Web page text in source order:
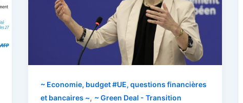
~ Economie, budget #UE, questions financières
et bancaires ~, ~ Green Deal - Transition